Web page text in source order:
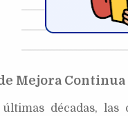
Mejora Continua
décadas, las